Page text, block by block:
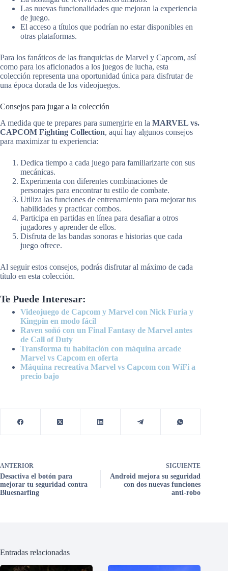
Las nuevas funcionalidades que mejoran la experiencia
de juego.
El acceso a títulos que podrían no estar disponibles en
otras plataformas.
Para los fanáticos de las franquicias de Marvel y Capcom, así
como para los aficionados a los juegos de lucha, esta
colección representa una oportunidad única para disfrutar de
una época dorada de los videojuegos.
Consejos para jugar a la colección
A medida que te prepares para sumergirte en la MARVEL vs.
CAPCOM Fighting Collection, aquí hay algunos consejos
para maximizar tu experiencia:
Dedica tiempo a cada juego para familiarizarte con sus
mecánicas.
Experimenta con diferentes combinaciones de
personajes para encontrar tu estilo de combate.
Utiliza las funciones de entrenamiento para mejorar tus
habilidades y practicar combos.
Participa en partidas en línea para desafiar a otros
jugadores y aprender de ellos.
Disfruta de las bandas sonoras e historias que cada
juego ofrece.
Al seguir estos consejos, podrás disfrutar al máximo de cada
título en esta colección.
Te Puede Interesar:
Videojuego de Capcom y Marvel con Nick Furia y
Kingpin en modo fácil
Raven soñó con un Final Fantasy de Marvel antes
de Call of Duty
Transforma tu habitación con máquina arcade
Marvel vs Capcom en oferta
Máquina recreativa Marvel vs Capcom con WiFi a
precio bajo
ANTERIOR
Desactiva el botón para
mejorar tu seguridad contra
Bluesnarfing
SIGUIENTE
Android mejora su seguridad
con dos nuevas funciones
anti-robo
Entradas relacionadas